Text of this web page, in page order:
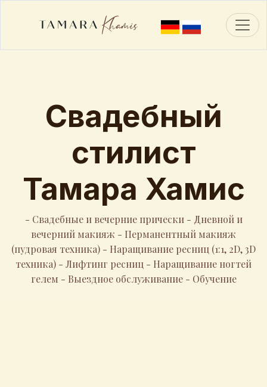
Свадебный
стилист
Тамара Хамис
- Свадебные и вечерние прически - Дневной и
вечерний макияж - Перманентный макияж
(пудровая техника) - Наращивание ресниц (1:1, 2D, 3D
техника) - Лифтинг ресниц - Наращивание ногтей
гелем - Выездное обслуживание - Обучение